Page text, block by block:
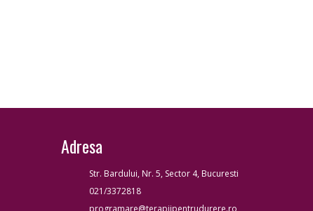
Adresa
Str. Bardului, Nr. 5, Sector 4, Bucuresti
021/3372818
programare@terapiipentrudurere.ro